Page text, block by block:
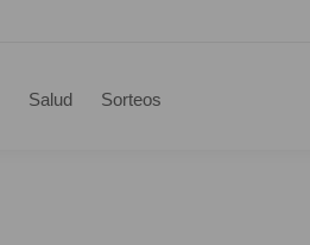
Salud Sorteos